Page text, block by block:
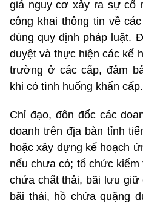
giá nguy cơ xảy ra sự cố
công khai thông tin về
đúng quy định pháp luật.
duyệt và thực hiện các kế
trường ở các cấp, đảm
khi có tình huống khẩn cấp.
Chỉ đạo, đôn đốc các
doanh trên địa bàn tỉnh
hoặc xây dựng kế hoạch
nếu chưa có; tổ chức
chứa chất thải, bãi lưu giữ
bãi thải, hồ chứa quặng